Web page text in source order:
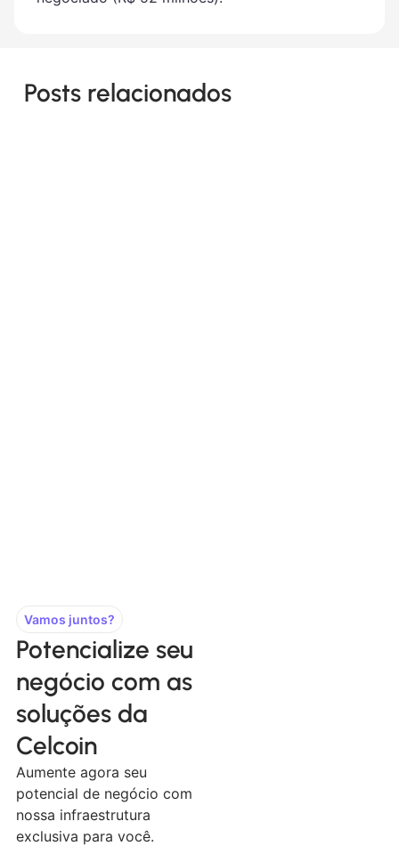
Posts relacionados
Vamos juntos?
Potencialize seu
negócio com as
soluções da
Celcoin
Aumente agora seu
potencial de negócio com
nossa infraestrutura
exclusiva para você.